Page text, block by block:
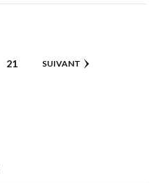
PAGE
21 SUIVANT